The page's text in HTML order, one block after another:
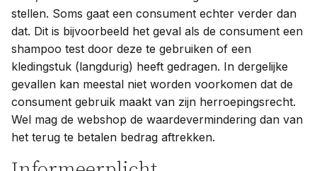
stellen. Soms gaat een consument echter verder dan
dat. Dit is bijvoorbeeld het geval als de consument een
shampoo test door deze te gebruiken of een
kledingstuk (langdurig) heeft gedragen. In dergelijke
gevallen kan meestal niet worden voorkomen dat de
consument gebruik maakt van zijn herroepingsrecht.
Wel mag de webshop de waardevermindering dan van
het terug te betalen bedrag aftrekken.